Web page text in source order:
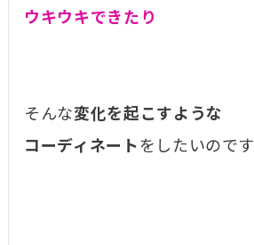
ウキウキできたり
そんな変化を起こすような
コーディネート をしたいのです